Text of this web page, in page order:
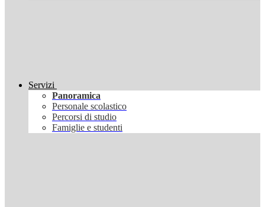
Servizi
Panoramica
Personale scolastico
Percorsi di studio
Famiglie e studenti